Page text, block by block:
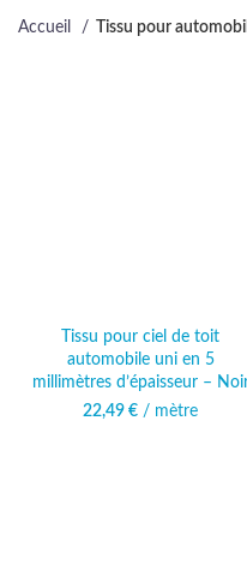
Accueil Tissu pour
Tissu pour ciel de toit
automobile uni en 5
millimètres d’épaisseur –
22,49 € / mètre